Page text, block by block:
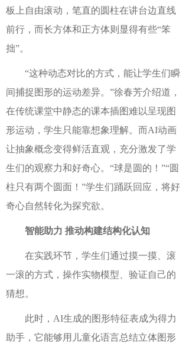
板上自由滚动，笔直的圆柱在讲台边直线
前行， 而长方体和正方体则显得有些“笨
拙”。
“这种动态对比的方式，能让学生们瞬
间捕捉图形的运动差异。”徐春芳介绍道，
在传统课堂中静态的课本插图难以呈现图
形运动，学生只能靠想象理解。而AI动画
让抽象概念变得鲜活直观，充分激发了学
生们的观察力和好奇心。 “球是圆的！”“圆
柱只有两个圆面！”学生们踊跃回应，将好
奇心自然转化为探究欲。
智能助力 推动构建结构化认知
在实践环节， 学生们通过摸一摸、滚
一滚的方式，操作实物模型、 验证自己的
猜想。
此时， AI生成的图形特征表成为得力
助手， 它能够用 儿童化语言总结立体图形